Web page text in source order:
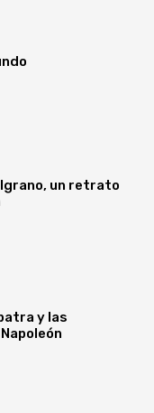
un retrato
y las